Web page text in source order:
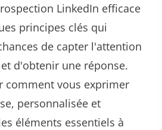
LinkedIn efficace
principes clés qui
de capter l'attention
d'obtenir une réponse.
comment vous exprimer
personnalisée et
éléments essentiels à